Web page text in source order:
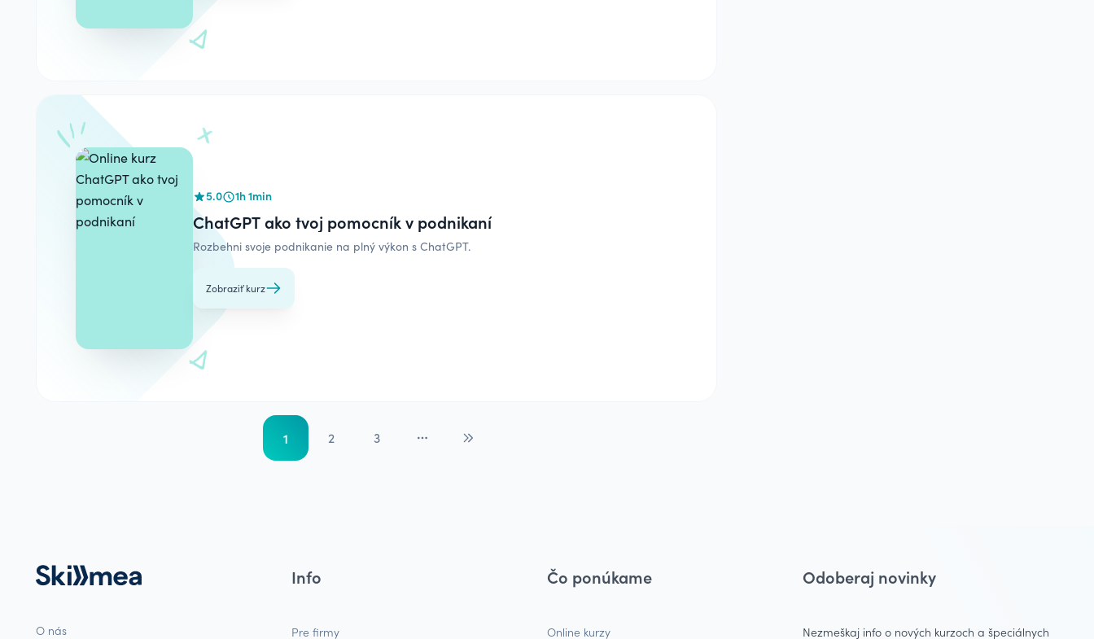
5.0 1h 1min
ChatGPT ako tvoj pomocník v podnikaní
Rozbehni svoje podnikanie na plný výkon s ChatGPT.
Zobraziť kurz
1 2 3
O nás
Info
Pre firmy
Čo ponúkame
Online kurzy
Odoberaj novinky
Nezmeškaj info o nových kurzoch a špeciálnych